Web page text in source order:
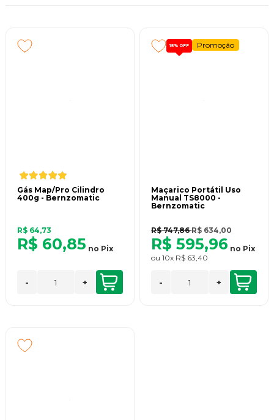
Gás Map/Pro Cilindro
400g - Bernzomatic
R$ 64,73
R$ 60,85 no Pix
- +
15% OFF Promoção
Maçarico Portátil Uso
Manual TS8000 -
Bernzomatic
R$ 747,86R$ 634,00
R$ 595,96 no Pix
ou 10x R$ 63,40
- +